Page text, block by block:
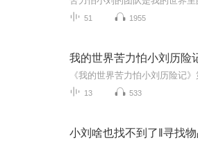
51 1955
我的世界苦力怕小刘历险
13 533
小刘啥也找不到了‖寻找